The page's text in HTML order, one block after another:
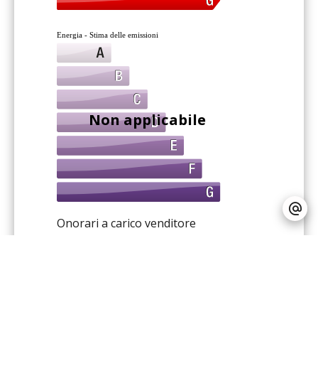
Energia - Stima delle emissioni
Non applicabile
Onorari a carico venditore